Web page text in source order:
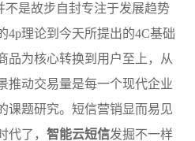
不是故步自封专注于发展趋势
4p理论到今天所提出的4C基础
品为核心转换到用户至上，从
推动交易量是每一个现代企业
课题研究。短信营销显而易见
代了， 智能云短信发掘不一样